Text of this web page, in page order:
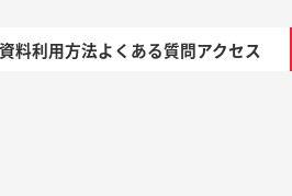
料利用方法よくある質問アクセス